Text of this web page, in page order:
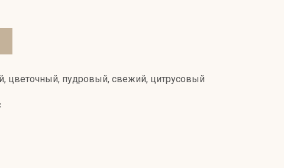
цветочный, пудровый, свежий, цитрусовый